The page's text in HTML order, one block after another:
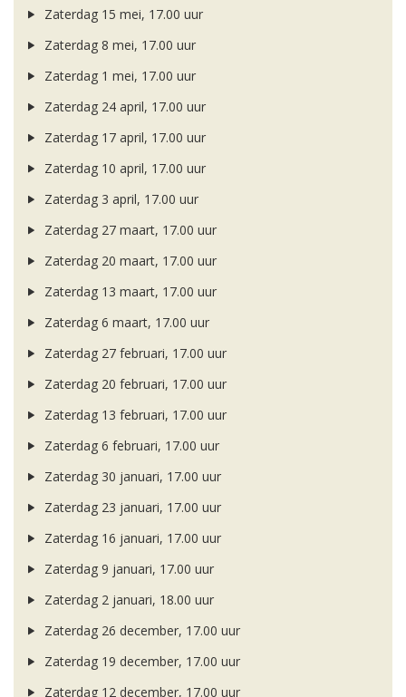
Zaterdag 15 mei, 17.00 uur
Zaterdag 8 mei, 17.00 uur
Zaterdag 1 mei, 17.00 uur
Zaterdag 24 april, 17.00 uur
Zaterdag 17 april, 17.00 uur
Zaterdag 10 april, 17.00 uur
Zaterdag 3 april, 17.00 uur
Zaterdag 27 maart, 17.00 uur
Zaterdag 20 maart, 17.00 uur
Zaterdag 13 maart, 17.00 uur
Zaterdag 6 maart, 17.00 uur
Zaterdag 27 februari, 17.00 uur
Zaterdag 20 februari, 17.00 uur
Zaterdag 13 februari, 17.00 uur
Zaterdag 6 februari, 17.00 uur
Zaterdag 30 januari, 17.00 uur
Zaterdag 23 januari, 17.00 uur
Zaterdag 16 januari, 17.00 uur
Zaterdag 9 januari, 17.00 uur
Zaterdag 2 januari, 18.00 uur
Zaterdag 26 december, 17.00 uur
Zaterdag 19 december, 17.00 uur
Zaterdag 12 december, 17.00 uur